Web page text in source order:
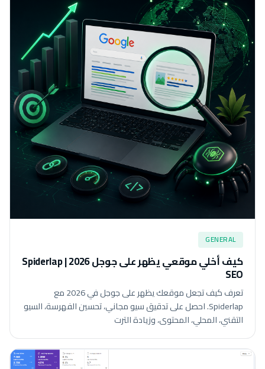
GENERAL
كيف أخلي موقعي يظهر على جوجل 2026 | Spiderlap
SEO
تعرف كيف تجعل موقعك يظهر على جوجل في 2026 مع
Spiderlap. احصل على تدقيق سيو مجاني، تحسين الفهرسة، السيو
التقني، المحلي، المحتوى، وزيادة الترت